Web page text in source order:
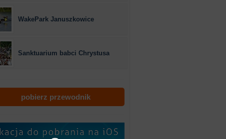
WakePark Januszkowice
Sanktuarium babci Chrystusa